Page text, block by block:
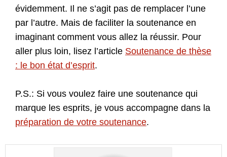
évidemment. Il ne s’agit pas de remplacer l’une
par l’autre. Mais de faciliter la soutenance en
imaginant comment vous allez la réussir. Pour
aller plus loin, lisez l’article Soutenance de thèse
: le bon état d’esprit.
P.S.: Si vous voulez faire une soutenance qui
marque les esprits, je vous accompagne dans la
préparation de votre soutenance.